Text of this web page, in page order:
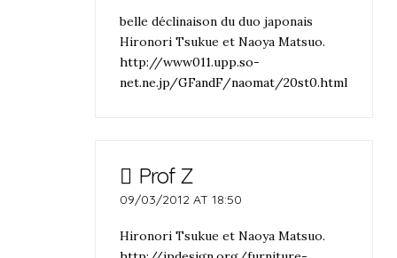
belle déclinaison du duo japonais
Hironori Tsukue et Naoya Matsuo.
http://www011.upp.so-
net.ne.jp/GFandF/naomat/20st0.html
Prof Z
09/03/2012 AT 18:50
Hironori Tsukue et Naoya Matsuo.